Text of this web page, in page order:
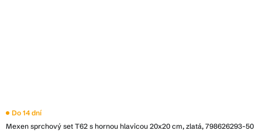
Mexen sprchový set T62 s hornou hlavicou 20x20 cm, zlatá, 798626293-50
Do 14 dní